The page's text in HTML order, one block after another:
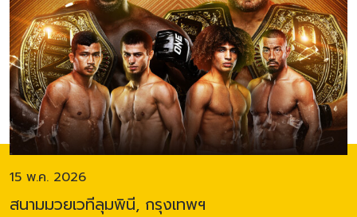
15 พ.ค. 2026
สนามมวยเวทีลุมพินี, กรุงเทพฯ